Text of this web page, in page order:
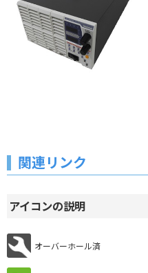
関連リンク
アイコンの説明
オーバーホール済